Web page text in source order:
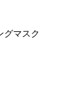
グマスク